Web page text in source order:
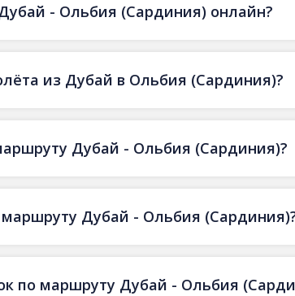
- Ольбия (Сардиния) онлайн?
из Дубай в Ольбия (Сардиния)?
Дубай - Ольбия (Сардиния)?
Дубай - Ольбия
по маршруту Дубай - Ольбия